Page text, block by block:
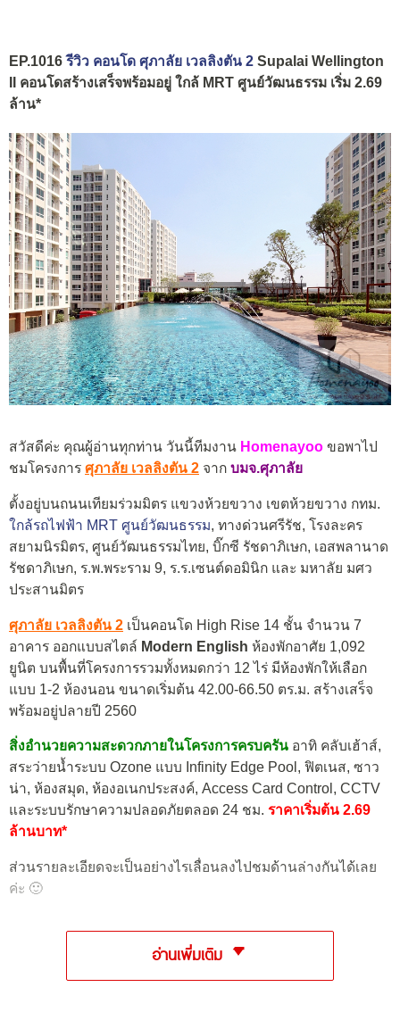
EP.1016รีวิว คอนโด ศุภาลัย เวลลิงตัน 2 Supalai Wellington
II คอนโดสร้างเสร็จพร้อมอยู่ ใกล้ MRT ศูนย์วัฒนธรรม เริ่ม 2.69
ล้าน*
สวัสดีค่ะ คุณผู้อ่านทุกท่าน วันนี้ทีมงาน Homenayoo ขอพาไป
ชมโครงการ ศุภาลัย เวลลิงตัน 2 จาก บมจ.ศุภาลัย
ตั้งอยู่บนถนนเทียมร่วมมิตร แขวงห้วยขวาง เขตห้วยขวาง กทม.
ใกล้รถไฟฟ้า MRT ศูนย์วัฒนธรรม, ทางด่วนศรีรัช, โรงละคร
สยามนิรมิตร, ศูนย์วัฒนธรรมไทย, บิ๊กซี รัชดาภิเษก, เอสพลานาด
รัชดาภิเษก, ร.พ.พระราม 9, ร.ร.เซนต์ดอมินิก และ มหาลัย มศว
ประสานมิตร
ศุภาลัย เวลลิงตัน 2 เป็นคอนโด High Rise 14 ชั้น จำนวน 7
อาคาร ออกแบบสไตล์ Modern English ห้องพักอาศัย 1,092
ยูนิต บนพื้นที่โครงการรวมทั้งหมดกว่า 12 ไร่ มีห้องพักให้เลือก
แบบ 1-2 ห้องนอน ขนาดเริ่มต้น 42.00-66.50 ตร.ม. สร้างเสร็จ
พร้อมอยู่ปลายปี 2560
สิ่งอำนวยความสะดวกภายในโครงการครบครัน อาทิ คลับเฮ้าส์,
สระว่ายน้ำระบบ Ozone แบบ Infinity Edge Pool, ฟิตเนส, ซาว
น่า, ห้องสมุด, ห้องอเนกประสงค์, Access Card Control, CCTV
และระบบรักษาความปลอดภัยตลอด 24 ชม. ราคาเริ่มต้น 2.69
ล้านบาท*
ส่วนรายละเอียดจะเป็นอย่างไรเลื่อนลงไปชมด้านล่างกันได้เลย
ค่ะ 🙂
อ่านเพิ่มเติม